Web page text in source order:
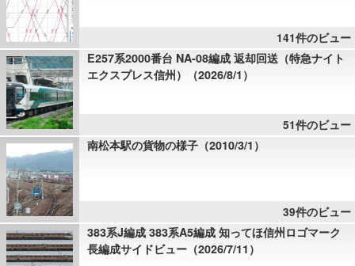
141件のビュー
E257系2000番台 NA-08編成 返却回送（特急ナイト
エクスプレス信州）（2026/8/1）
51件のビュー
南松本駅の貨物の様子（2010/3/1）
39件のビュー
383系J編成 383系A5編成 知ってほ信州ロゴマーク
長編成サイドビュー（2026/7/11）